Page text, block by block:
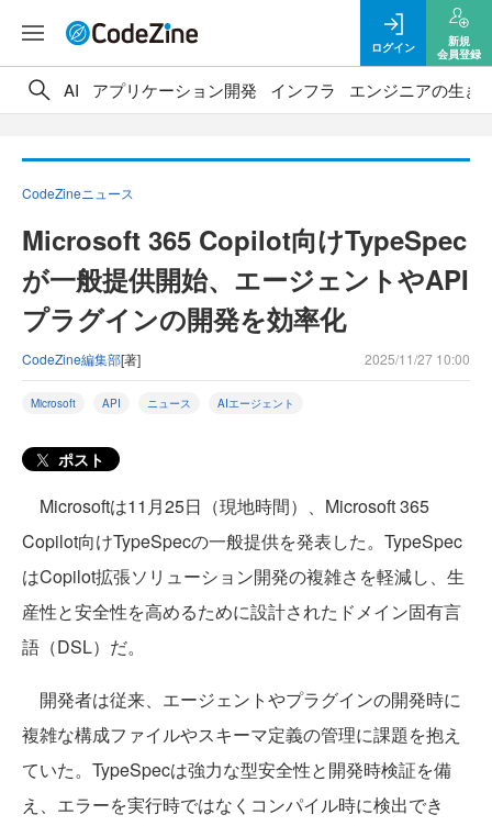
ログイン
新規
会員登録
AI アプリケーション開発 インフラ エンジニアの生き
CodeZineニュース
Microsoft 365 Copilot向けTypeSpec
が一般提供開始、エージェントやAPI
プラグインの開発を効率化
CodeZine編集部[著] 2025/11/27 10:00
Microsoft API ニュース AIエージェント
ポスト
Microsoftは11月25日（現地時間）、Microsoft 365
Copilot向けTypeSpecの一般提供を発表した。TypeSpec
はCopilot拡張ソリューション開発の複雑さを軽減し、生
産性と安全性を高めるために設計されたドメイン固有言
語（DSL）だ。
開発者は従来、エージェントやプラグインの開発時に
複雑な構成ファイルやスキーマ定義の管理に課題を抱え
ていた。TypeSpecは強力な型安全性と開発時検証を備
え、エラーを実行時ではなくコンパイル時に検出でき